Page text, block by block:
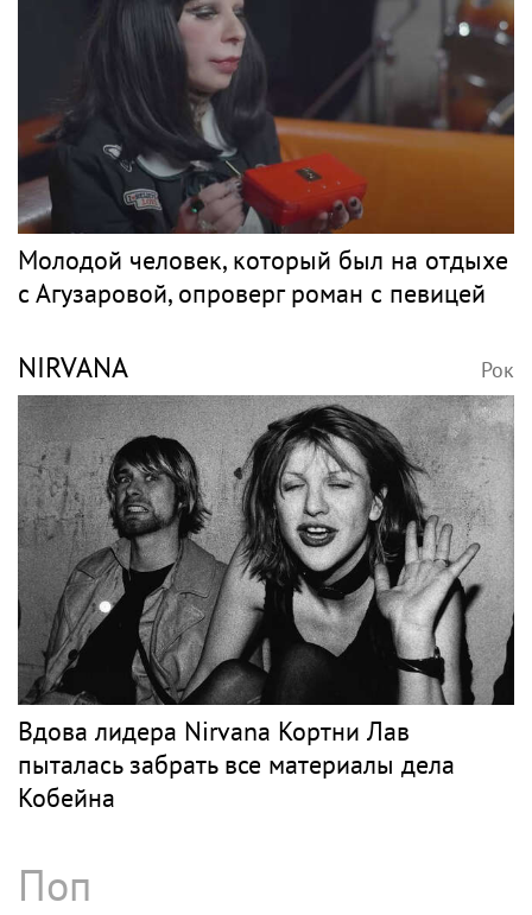
Молодой человек, который был на отдыхе
с Агузаровой, опроверг роман с певицей
NIRVANA Рок
Вдова лидера Nirvana Кортни Лав
пыталась забрать все материалы дела
Кобейна
Поп